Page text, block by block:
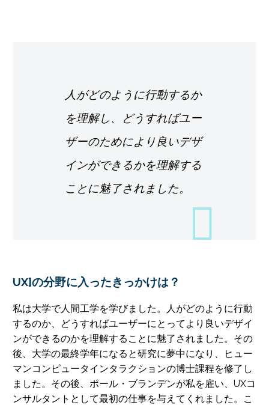
人がどのように行動するか
を理解し、どうすればユー
ザーのためにより良いデザ
インができるかを理解する
ことに魅了されました。
UX]の分野に入ったきっかけは？
私は大学で人間工学を学びました。人がどのように行動
するのか、どうすればユーザーにとってより良いデザイ
ンができるのかを理解することに魅了されました。その
後、大学の最終学年になると研究に夢中になり、ヒュー
マンコンピュータインタラクションの博士課程を修了し
ました。その後、ポール・ブランデンが私を雇い、UXコ
ンサルタントとして最初の仕事を与えてくれました。こ